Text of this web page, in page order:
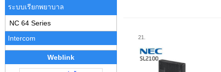
21.
ระบบเรียกพยาบาล
NC 64 Series
Intercom
Weblink